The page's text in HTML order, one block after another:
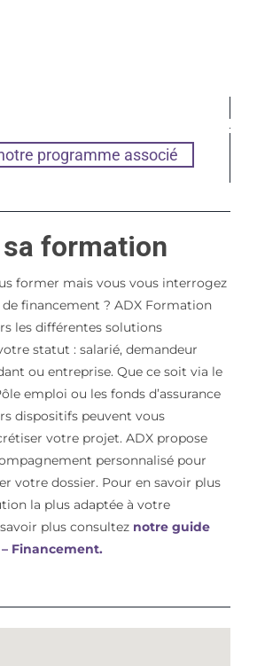
programme associé
formation
former mais vous vous interrogez
financement ? ADX Formation
les différentes solutions
statut : salarié, demandeur
ou entreprise. Que ce soit via le
emploi ou les fonds d’assurance
dispositifs peuvent vous
votre projet. ADX propose
personnalisé pour
votre dossier. Pour en savoir plus
la plus adaptée à votre
plus consulteznotre guide
Financement.